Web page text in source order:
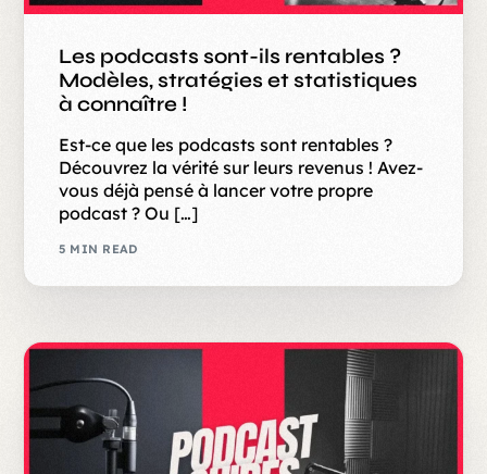
Les podcasts sont-ils rentables ?
Modèles, stratégies et statistiques
à connaître !
Est-ce que les podcasts sont rentables ?
Découvrez la vérité sur leurs revenus ! Avez-
vous déjà pensé à lancer votre propre
podcast ? Ou […]
5 MIN READ